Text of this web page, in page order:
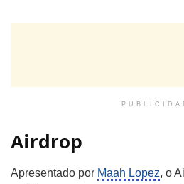
Airdrop
Apresentado por Maah Lopez, o